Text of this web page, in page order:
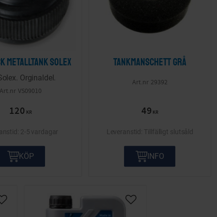
metalltank Solex
Orginaldel.
VS09010
120 KR
2-5 vardagar
KÖP
Tankmanschett Grå
29392
49 KR
Tillfälligt slutsåld
INFO
Lägg till i önskelista Lägg till i önskelista